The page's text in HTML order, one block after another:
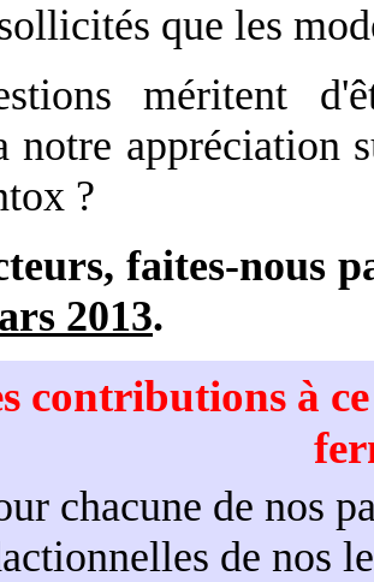
que les
méritent
notre appréciation
?
faites-nous
2013.
contributions à
chacune de nos
de nos